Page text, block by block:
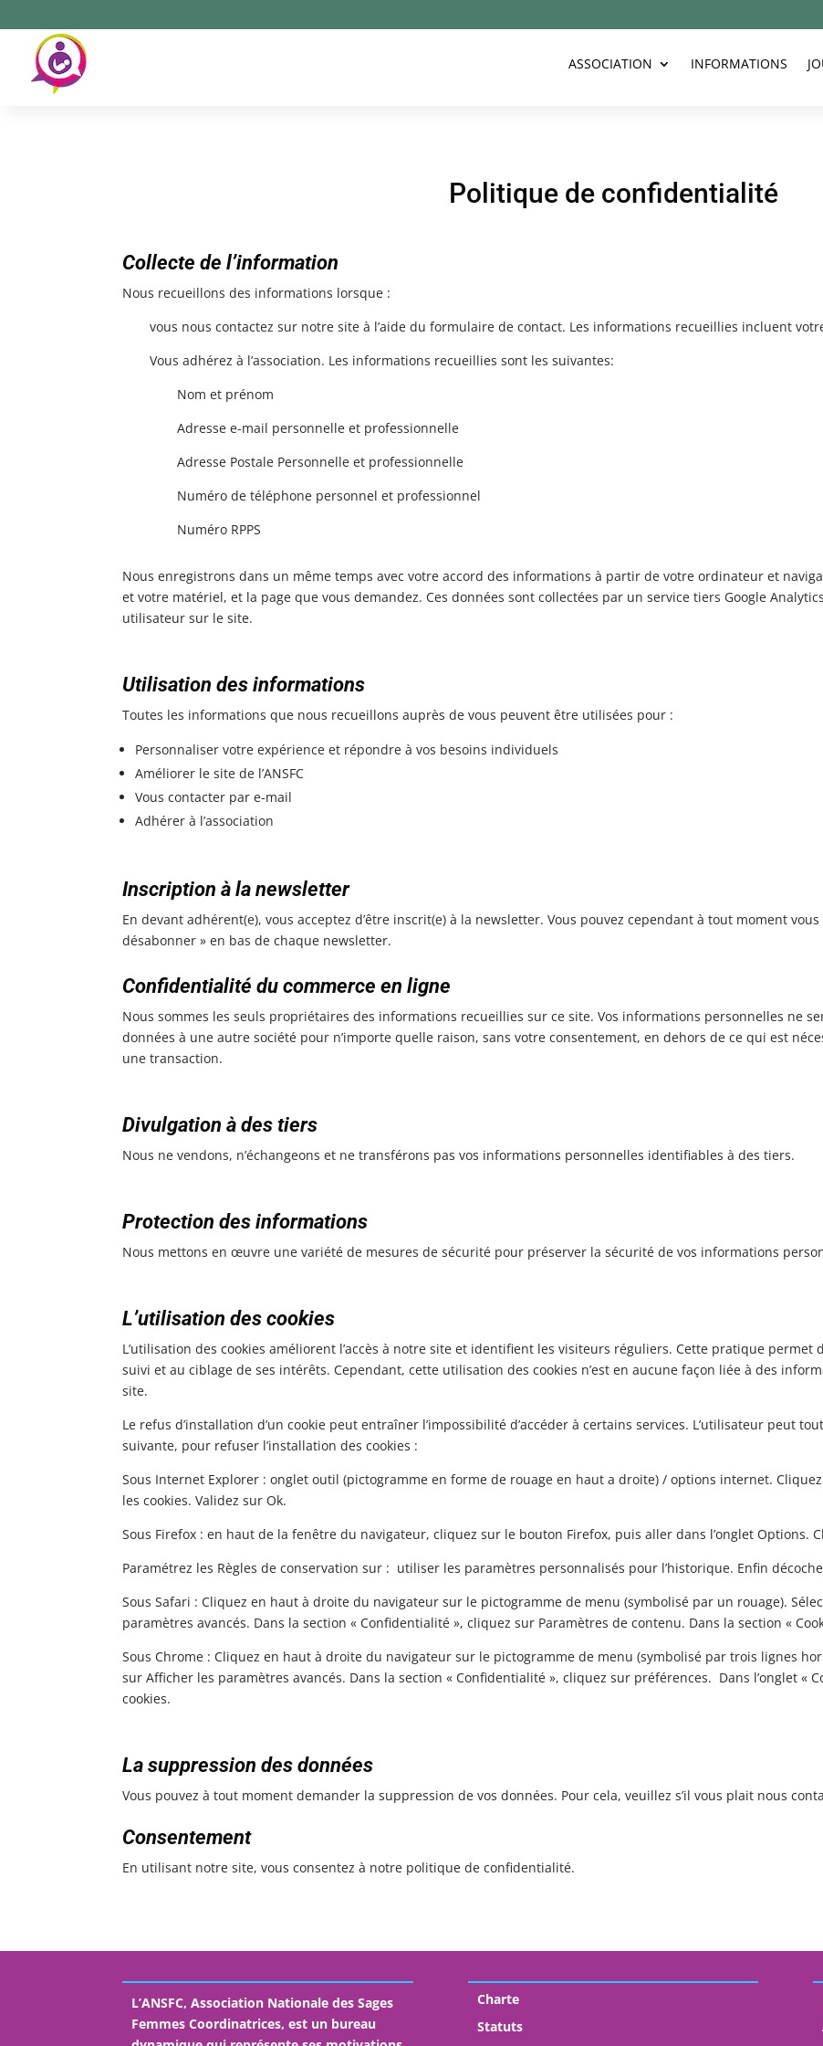
ASSOCIATION INFORMATIONS
Politique de confidentialité
Collecte de l’information
Nous recueillons des informations lorsque :
vous nous contactez sur notre site à l’aide du formulaire de contact. Les informations recueillies incluent
Vous adhérez à l’association. Les informations recueillies sont les suivantes:
Nom et prénom
Adresse e-mail personnelle et professionnelle
Adresse Postale Personnelle et professionnelle
Numéro de téléphone personnel et professionnel
Numéro RPPS
Nous enregistrons dans un même temps avec votre accord des informations à partir de votre ordinateur et
et votre matériel, et la page que vous demandez. Ces données sont collectées par un service tiers Google
utilisateur sur le site.
Utilisation des informations
Toutes les informations que nous recueillons auprès de vous peuvent être utilisées pour :
Personnaliser votre expérience et répondre à vos besoins individuels
Améliorer le site de l’ANSFC
Vous contacter par e-mail
Adhérer à l’association
Inscription à la newsletter
En devant adhérent(e), vous acceptez d’être inscrit(e) à la newsletter. Vous pouvez cependant à tout moment
désabonner » en bas de chaque newsletter.
Confidentialité du commerce en ligne
Nous sommes les seuls propriétaires des informations recueillies sur ce site. Vos informations personnelles ne
données à une autre société pour n’importe quelle raison, sans votre consentement, en dehors de ce qui est
une transaction.
Divulgation à des tiers
Nous ne vendons, n’échangeons et ne transférons pas vos informations personnelles identifiables à des tiers.
Protection des informations
Nous mettons en œuvre une variété de mesures de sécurité pour préserver la sécurité de vos informations
L’utilisation des cookies
L’utilisation des cookies améliorent l’accès à notre site et identifient les visiteurs réguliers. Cette pratique permet
suivi et au ciblage de ses intérêts. Cependant, cette utilisation des cookies n’est en aucune façon liée à des
site.
Le refus d’installation d’un cookie peut entraîner l’impossibilité d’accéder à certains services. L’utilisateur peut
suivante, pour refuser l’installation des cookies :
Sous Internet Explorer : onglet outil (pictogramme en forme de rouage en haut a droite) / options internet.
les cookies. Validez sur Ok.
Sous Firefox : en haut de la fenêtre du navigateur, cliquez sur le bouton Firefox, puis aller dans l’onglet Options.
Paramétrez les Règles de conservation sur : utiliser les paramètres personnalisés pour l’historique. Enfin
Sous Safari : Cliquez en haut à droite du navigateur sur le pictogramme de menu (symbolisé par un rouage).
paramètres avancés. Dans la section « Confidentialité », cliquez sur Paramètres de contenu. Dans la section «
Sous Chrome : Cliquez en haut à droite du navigateur sur le pictogramme de menu (symbolisé par trois lignes
sur Afficher les paramètres avancés. Dans la section « Confidentialité », cliquez sur préférences. Dans l’onglet «
cookies.
La suppression des données
Vous pouvez à tout moment demander la suppression de vos données. Pour cela, veuillez s’il vous plait nous
Consentement
En utilisant notre site, vous consentez à notre politique de confidentialité.
L’ANSFC, Association Nationale des Sages
Femmes Coordinatrices, est un bureau
Charte
Statuts